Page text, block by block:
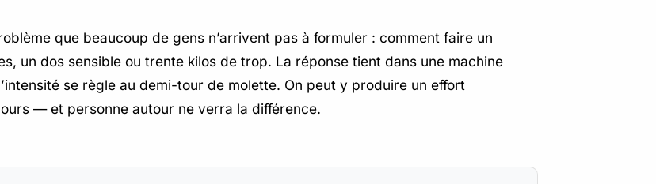
que beaucoup de gens n’arrivent pas à formuler : comment faire un
un dos sensible ou trente kilos de trop. La réponse tient dans une machine
se règle au demi-tour de molette. On peut y produire un effort
— et personne autour ne verra la différence.